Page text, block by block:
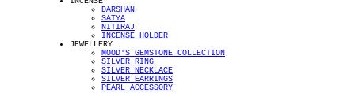
DARSHAN
SATYA
NITIRAJ
INCENSE HOLDER
JEWELLERY
MOOD'S GEMSTONE COLLECTION
SILVER RING
SILVER NECKLACE
SILVER EARRINGS
PEARL ACCESSORY